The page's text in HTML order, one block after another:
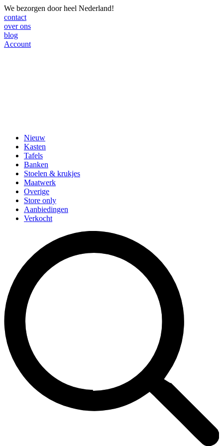
We bezorgen door heel Nederland!
contact
over ons
blog
Account
Nieuw
Kasten
Tafels
Banken
Stoelen & krukjes
Maatwerk
Overige
Store only
Aanbiedingen
Verkocht